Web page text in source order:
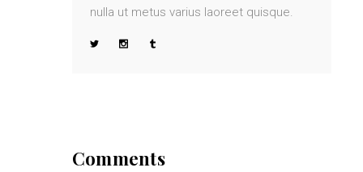
nulla ut metus varius laoreet quisque.
Comments